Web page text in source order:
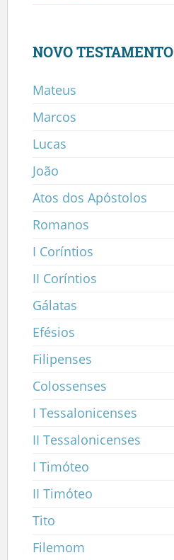
NOVO TESTAMENTO
Mateus
Marcos
Lucas
João
Atos dos Apóstolos
Romanos
I Coríntios
II Coríntios
Gálatas
Efésios
Filipenses
Colossenses
I Tessalonicenses
II Tessalonicenses
I Timóteo
II Timóteo
Tito
Filemom